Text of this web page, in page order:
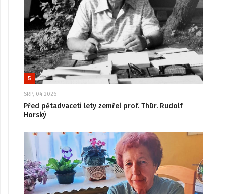
5
SRP, 04 2026
Před pětadvaceti lety zemřel prof. ThDr. Rudolf
Horský